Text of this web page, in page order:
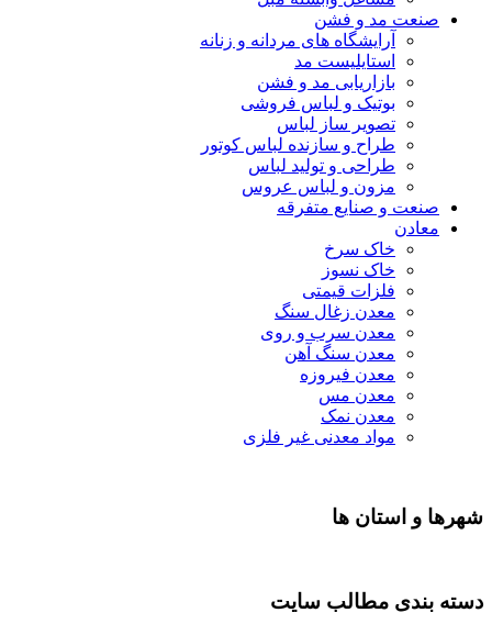
صنعت مد و فشن
آرایشگاه های مردانه و زنانه
استایلیست مد
بازاریابی مد و فشن
بوتیک و لباس فروشی
تصویر ساز لباس
طراح و سازنده لباس کوتور
طراحی و تولید لباس
مزون و لباس عروس
صنعت و صنایع متفرقه
معادن
خاک سرخ
خاک نسوز
فلزات قیمتی
معدن زغال سنگ
معدن سرب و روی
معدن سنگ آهن
معدن فیروزه
معدن مس
معدن نمک
مواد معدنی غیر فلزی
شهرها و استان ها
دسته بندی مطالب سایت